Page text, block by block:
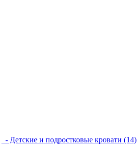
- Детские и подростковые кровати (14)